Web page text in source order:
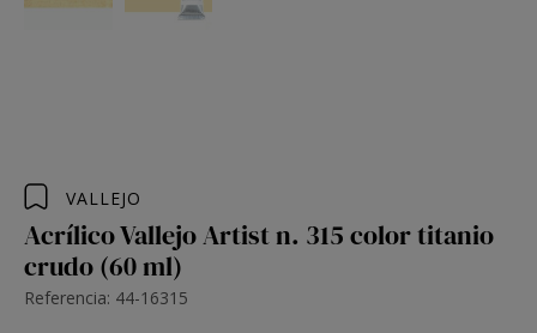
VALLEJO
Acrílico Vallejo Artist n. 315 color titanio
crudo (60 ml)
Referencia: 44-16315